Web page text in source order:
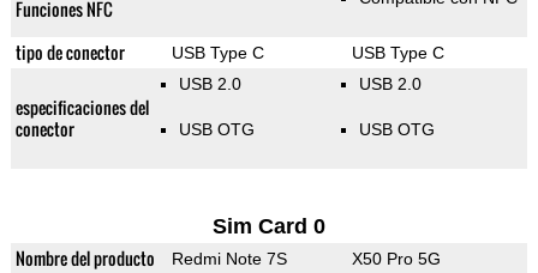
Funciones NFC
tipo de conector USB Type C USB Type C
especificaciones del
conector
USB 2.0
USB OTG
USB 2.0
USB OTG
Sim Card 0
Nombre del producto Redmi Note 7S X50 Pro 5G